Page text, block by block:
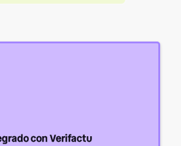
con Verifactu